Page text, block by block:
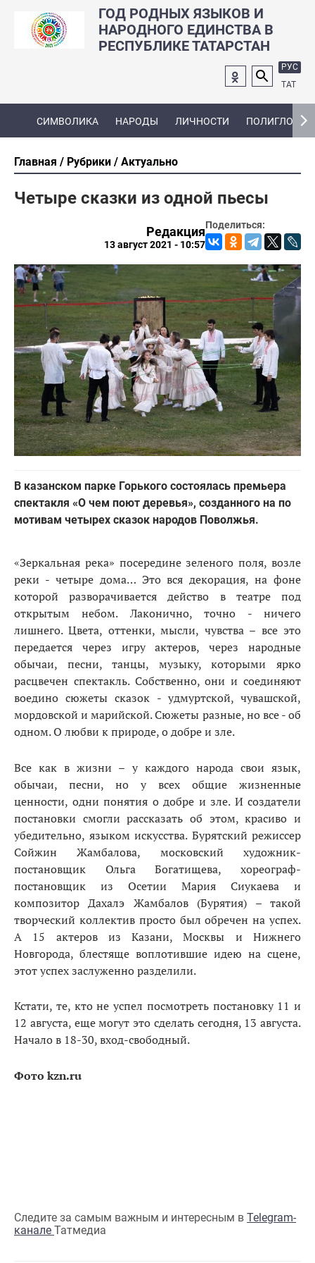
ГОД РОДНЫХ ЯЗЫКОВ И
НАРОДНОГО ЕДИНСТВА В
РЕСПУБЛИКЕ ТАТАРСТАН
РУС
ТАТ
СИМВОЛИКА НАРОДЫ ЛИЧНОСТИ ПОЛИГЛОТ
Главная Рубрики Актуально
Четыре сказки из одной пьесы
Поделиться:
Редакция
13 август 2021 - 10:57
В казанском парке Горького состоялась премьера
спектакля «О чем поют деревья», созданного на по
мотивам четырех сказок народов Поволжья.
«Зеркальная река» посередине зеленого поля, возле
реки - четыре дома… Это вся декорация, на фоне
которой разворачивается действо в театре под
открытым небом. Лаконично, точно - ничего
лишнего. Цвета, оттенки, мысли, чувства – все это
передается через игру актеров, через народные
обычаи, песни, танцы, музыку, которыми ярко
расцвечен спектакль. Собственно, они и соединяют
воедино сюжеты сказок - удмуртской, чувашской,
мордовской и марийской. Сюжеты разные, но все - об
одном. О любви к природе, о добре и зле.
Все как в жизни – у каждого народа свои язык,
обычаи, песни, но у всех общие жизненные
ценности, одни понятия о добре и зле. И создатели
постановки смогли рассказать об этом, красиво и
убедительно, языком искусства. Бурятский режиссер
Сойжин Жамбалова, московский художник-
постановщик Ольга Богатищева, хореограф-
постановщик из Осетии Мария Сиукаева и
композитор Дахалэ Жамбалов (Бурятия) – такой
творческий коллектив просто был обречен на успех.
А 15 актеров из Казани, Москвы и Нижнего
Новгорода, блестяще воплотившие идею на сцене,
этот успех заслуженно разделили.
Кстати, те, кто не успел посмотреть постановку 11 и
12 августа, еще могут это сделать сегодня, 13 августа.
Начало в 18-30, вход-свободный.
Фото kzn.ru
Следите за самым важным и интересным в Telegram-
канале Татмедиа